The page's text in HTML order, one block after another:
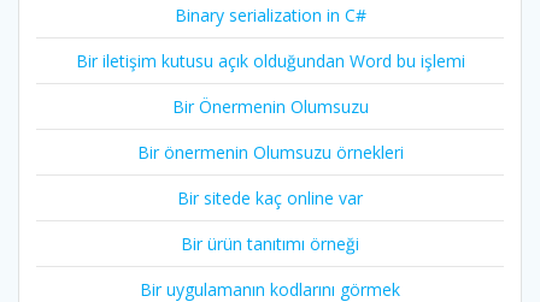
Binary serialization in C#
Bir iletişim kutusu açık olduğundan Word bu işlemi
Bir Önermenin Olumsuzu
Bir önermenin Olumsuzu örnekleri
Bir sitede kaç online var
Bir ürün tanıtımı örneği
Bir uygulamanın kodlarını görmek